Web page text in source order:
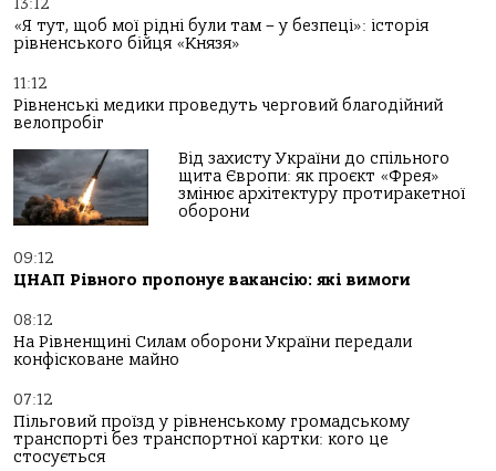
«Я тут, щоб мої рідні були там – у безпеці»: історія
рівненського бійця «Князя»
11:12
Рівненські медики проведуть черговий благодійний
велопробіг
Від захисту України до спільного
щита Європи: як проєкт «Фрея»
змінює архітектуру протиракетної
оборони
09:12
ЦНАП Рівного пропонує вакансію: які вимоги
08:12
На Рівненщині Силам оборони України передали
конфісковане майно
07:12
Пільговий проїзд у рівненському громадському
транспорті без транспортної картки: кого це
стосується